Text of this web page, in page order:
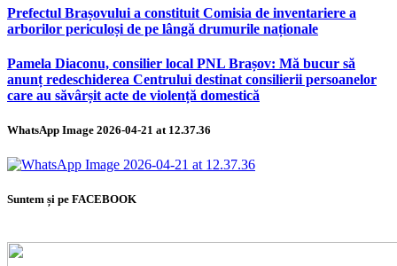
Prefectul Brașovului a constituit Comisia de inventariere a
arborilor periculoși de pe lângă drumurile naționale
Pamela Diaconu, consilier local PNL Brașov: Mă bucur să
anunț redeschiderea Centrului destinat consilierii persoanelor
care au săvârșit acte de violență domestică
WhatsApp Image 2026-04-21 at 12.37.36
Suntem și pe FACEBOOK